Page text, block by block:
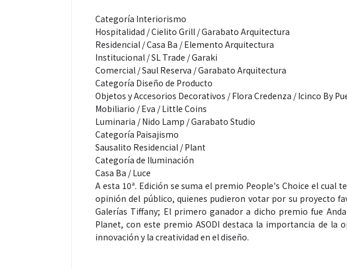
Categoría Interiorismo
Hospitalidad / Cielito Grill / Garabato Arquitectura
Residencial / Casa Ba / Elemento Arquitectura
Institucional / SL Trade / Garaki
Comercial / Saul Reserva / Garabato Arquitectura
Categoría Diseño de Producto
Objetos y Accesorios Decorativos / Flora Credenza / Icinco By
Mobiliario / Eva / Little Coins
Luminaria / Nido Lamp / Garabato Studio
Categoría Paisajismo
Sausalito Residencial / Plant
Categoría de Iluminación
Casa Ba / Luce
A esta 10ª. Edición se suma el premio People's Choice el
opinión del público, quienes pudieron votar por su proyecto
Galerías Tiffany; El primero ganador a dicho premio fue
Planet, con este premio ASODI destaca la importancia de la
innovación y la creatividad en el diseño.
“Donde quiera que estés” el
primer capítulo del universo de
“FRAGMENTOS” su próximo
álbum de estudio